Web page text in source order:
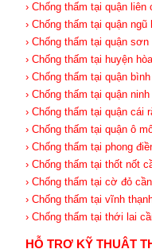
› Chống thấm tại quận liên
› Chống thấm tại quận
› Chống thấm tại quận sơn
› Chống thấm tại huyện
› Chống thấm tại quận
› Chống thấm tại quận
› Chống thấm tại quận cái
› Chống thấm tại quận ô
› Chống thấm tại phong
› Chống thấm tại thốt nốt
› Chống thấm tại cờ đỏ
› Chống thấm tại vĩnh
› Chống thấm tại thới lai
HỖ TRỢ KỸ THUẬT